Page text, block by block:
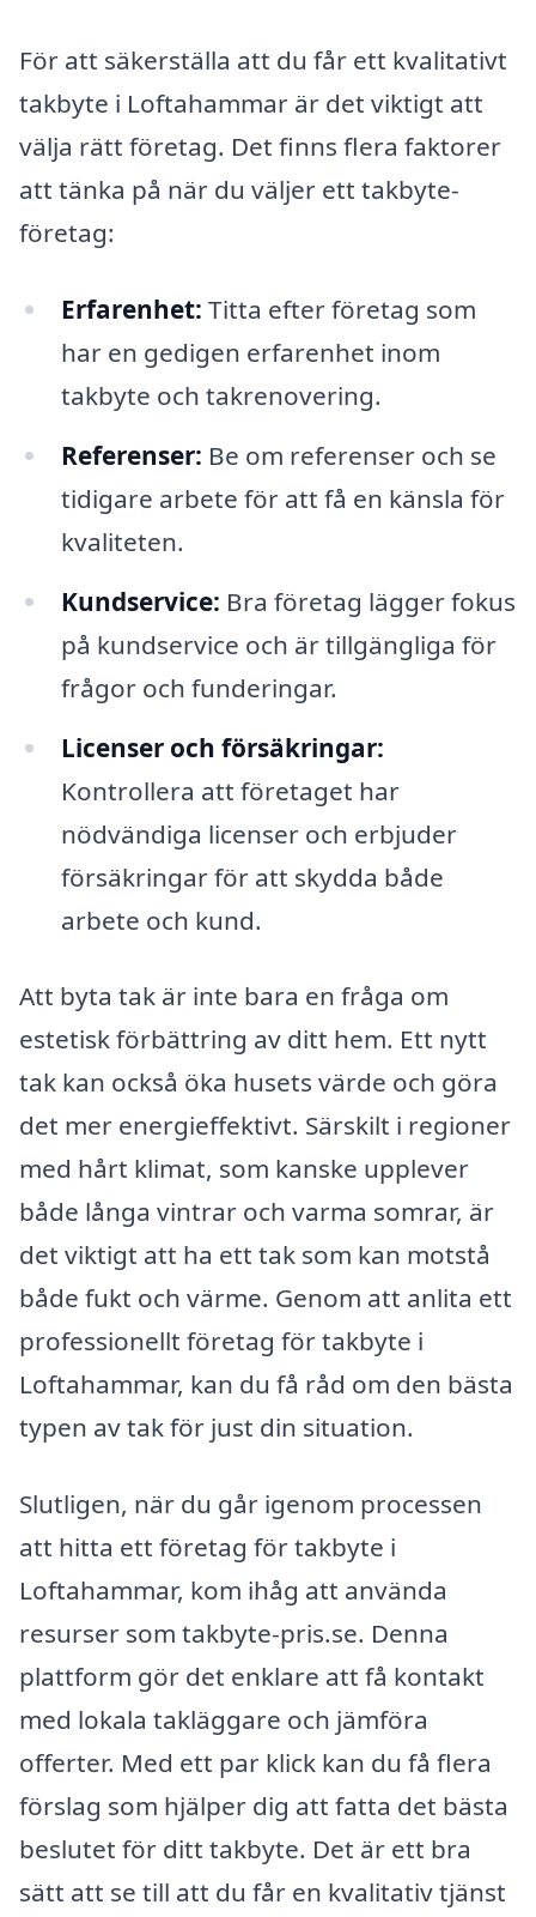
För att säkerställa att du får ett kvalitativt
takbyte i Loftahammar är det viktigt att
välja rätt företag. Det finns flera faktorer
att tänka på när du väljer ett takbyte-
företag:
Erfarenhet: Titta efter företag som
har en gedigen erfarenhet inom
takbyte och takrenovering.
Referenser: Be om referenser och se
tidigare arbete för att få en känsla för
kvaliteten.
Kundservice: Bra företag lägger fokus
på kundservice och är tillgängliga för
frågor och funderingar.
Licenser och försäkringar:
Kontrollera att företaget har
nödvändiga licenser och erbjuder
försäkringar för att skydda både
arbete och kund.
Att byta tak är inte bara en fråga om
estetisk förbättring av ditt hem. Ett nytt
tak kan också öka husets värde och göra
det mer energieffektivt. Särskilt i regioner
med hårt klimat, som kanske upplever
både långa vintrar och varma somrar, är
det viktigt att ha ett tak som kan motstå
både fukt och värme. Genom att anlita ett
professionellt företag för takbyte i
Loftahammar, kan du få råd om den bästa
typen av tak för just din situation.
Slutligen, när du går igenom processen
att hitta ett företag för takbyte i
Loftahammar, kom ihåg att använda
resurser som takbyte-pris.se. Denna
plattform gör det enklare att få kontakt
med lokala takläggare och jämföra
offerter. Med ett par klick kan du få flera
förslag som hjälper dig att fatta det bästa
beslutet för ditt takbyte. Det är ett bra
sätt att se till att du får en kvalitativ tjänst